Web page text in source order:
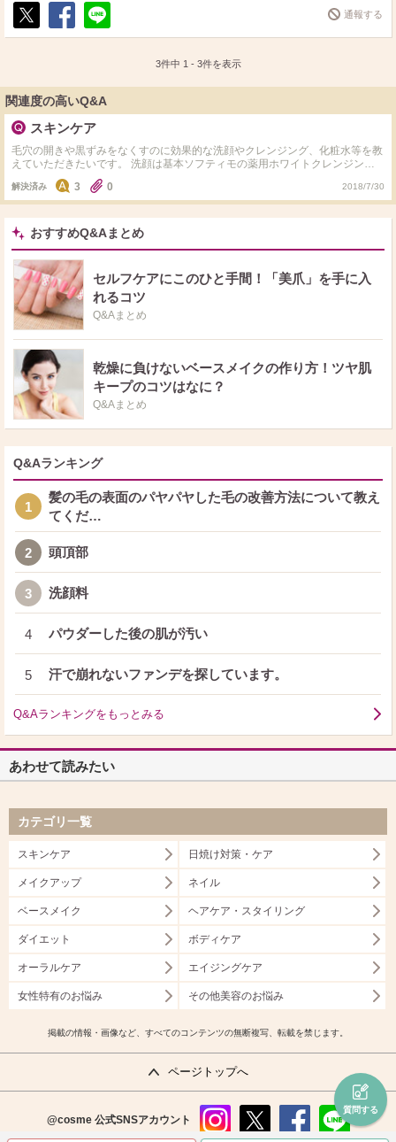
ポ
シ
送
通報する
3件中 1 - 3件を表示
関連度の高いQ&A
スキンケア
毛穴の開きや黒ずみをなくすのに効果的な洗顔やクレンジング、化粧水等を教
えていただきたいです。 洗顔は基本ソフティモの薬用ホワイトクレンジング
ウォッシュを使い、週に1回程オバジCの酵素洗顔を合わせて使っていて、ク
レンジングはビフェスタのクレンジングシート、化粧水はハトムギ化粧水を使
っています。
解決済み 3 0 2018/7/30
おすすめQ&Aまとめ
セルフケアにこのひと手間！「美爪」を手に入
れるコツ
Q&Aまとめ
乾燥に負けないベースメイクの作り方！ツヤ肌
キープのコツはなに？
Q&Aまとめ
Q&Aランキング
1
髪の毛の表面のパヤパヤした毛の改善方法について教え
てくだ…
2 頭頂部
3 洗顔料
4 パウダーした後の肌が汚い
5 汗で崩れないファンデを探しています。
Q&Aランキングをもっとみる
質問する
あわせて読みたい
カテゴリ一覧
スキンケア 日焼け対策・ケア
メイクアップ ネイル
ベースメイク ヘアケア・スタイリング
ダイエット ボディケア
オーラルケア エイジングケア
女性特有のお悩み その他美容のお悩み
掲載の情報・画像など、すべてのコンテンツの無断複写、転載を禁じます。
ページトップへ
@cosme 公式SNSアカウント